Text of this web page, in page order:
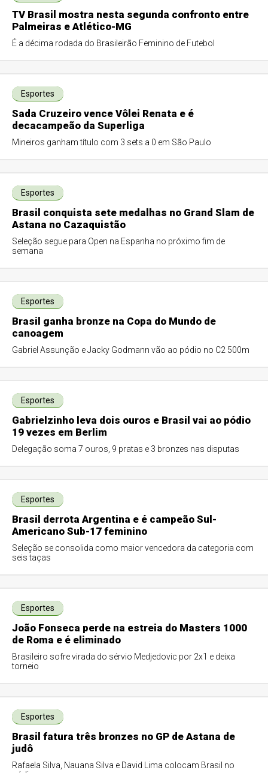
TV Brasil mostra nesta segunda confronto entre
Palmeiras e Atlético-MG
É a décima rodada do Brasileirão Feminino de Futebol
Esportes
Sada Cruzeiro vence Vôlei Renata e é
decacampeão da Superliga
Mineiros ganham título com 3 sets a 0 em São Paulo
Esportes
Brasil conquista sete medalhas no Grand Slam de
Astana no Cazaquistão
Seleção segue para Open na Espanha no próximo fim de
semana
Esportes
Brasil ganha bronze na Copa do Mundo de
canoagem
Gabriel Assunção e Jacky Godmann vão ao pódio no C2 500m
Esportes
Gabrielzinho leva dois ouros e Brasil vai ao pódio
19 vezes em Berlim
Delegação soma 7 ouros, 9 pratas e 3 bronzes nas disputas
Esportes
Brasil derrota Argentina e é campeão Sul-
Americano Sub-17 feminino
Seleção se consolida como maior vencedora da categoria com
seis taças
Esportes
João Fonseca perde na estreia do Masters 1000
de Roma e é eliminado
Brasileiro sofre virada do sérvio Medjedovic por 2x1 e deixa
torneio
Esportes
Brasil fatura três bronzes no GP de Astana de
judô
Rafaela Silva, Nauana Silva e David Lima colocam Brasil no